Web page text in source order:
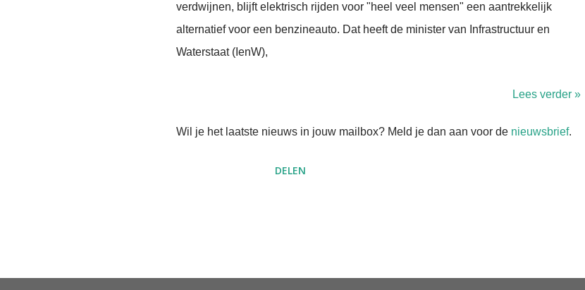
verdwijnen, blijft elektrisch rijden voor "heel veel mensen" een aantrekkelijk
alternatief voor een benzineauto. Dat heeft de minister van Infrastructuur en
Waterstaat (IenW),
Lees verder »
Wil je het laatste nieuws in jouw mailbox? Meld je dan aan voor de nieuwsbrief.
DELEN